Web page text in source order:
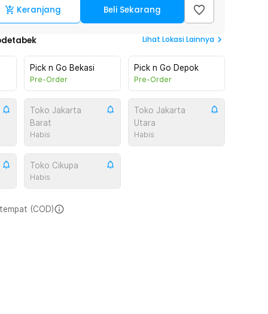
Keranjang Beli Sekarang
Lihat Lokasi Lainnya
Pick n Go Bekasi
Pre-Order
Pick n Go Depok
Pre-Order
Toko Jakarta
Barat
Habis
Toko Jakarta
Utara
Habis
Toko Cikupa
Habis
(COD)